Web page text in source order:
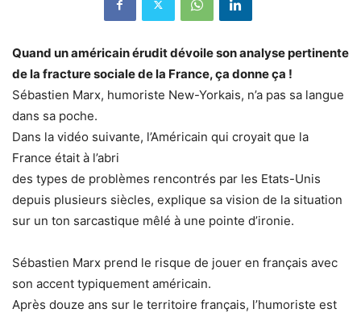
Quand un américain érudit dévoile son analyse pertinente
de la fracture sociale de la France, ça donne ça !
Sébastien Marx, humoriste New-Yorkais, n’a pas sa langue
dans sa poche.
Dans la vidéo suivante, l’Américain qui croyait que la
France était à l’abri
des types de problèmes rencontrés par les Etats-Unis
depuis plusieurs siècles, explique sa vision de la situation
sur un ton sarcastique mêlé à une pointe d’ironie.
Sébastien Marx prend le risque de jouer en français avec
son accent typiquement américain.
Après douze ans sur le territoire français, l’humoriste est